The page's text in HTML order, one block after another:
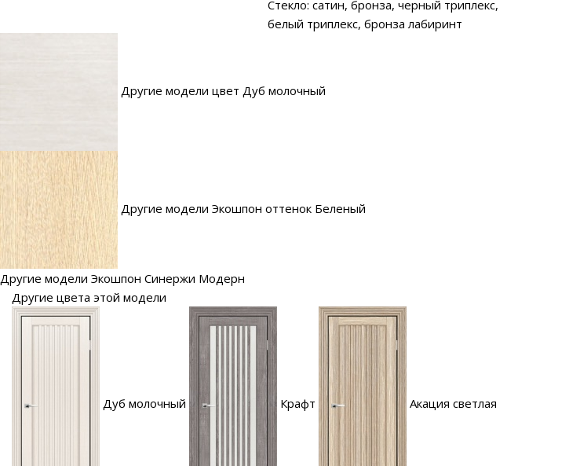
Стекло: сатин, бронза, черный триплекс,
белый триплекс, бронза лабиринт
Другие модели цвет Дуб молочный
Другие модели Экошпон оттенок Беленый
Другие модели Экошпон Синержи Модерн
Другие цвета этой модели
Дуб молочный Крафт Акация светлая